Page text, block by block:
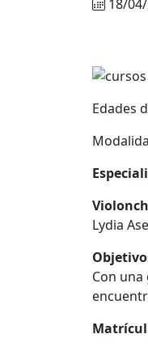
18/
Edades
Lydia
Con